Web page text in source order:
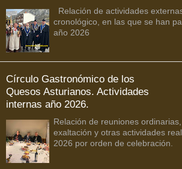
Relación de actividades
cronológico, en las que se han
año 2026
Círculo Gastronómico de los
Quesos Asturianos. Actividades
internas año 2026.
Relación de reuniones
exaltación y otras actividades
2026 por orden de celebración.